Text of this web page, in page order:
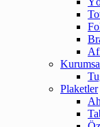
Plaketler